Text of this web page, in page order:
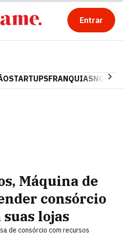
Entrar
STARTUPSFRANQUIAS
Máquina de
consórcio
lojas
de consórcio com recursos